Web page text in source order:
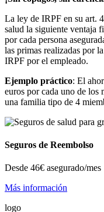
La ley de IRPF en su art.
salud la siguiente ventaja
por cada persona
las primas realizadas por
IRPF por el empleado.
Ejemplo práctico: El
euros por cada uno de los
una familia tipo de 4
Seguros de Reembolso
Desde 46€ asegurado/mes
Más información
logo